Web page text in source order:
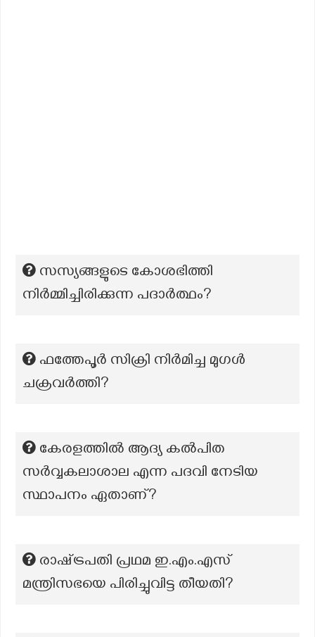
സസ്യങ്ങളുടെ കോശഭിത്തി
നിർമ്മിച്ചിരിക്കുന്ന പദാർത്ഥം?
ഫത്തേപൂർ സിക്രി നിർമിച്ച മുഗൾ
ചക്രവർത്തി?
കേരളത്തിൽ ആദ്യ കൽപിത
സർവ്വകലാശാല എന്ന പദവി നേടിയ
സ്ഥാപനം ഏതാണ്?
രാഷ്‌ട്രപതി പ്രഥമ ഇ.എം.എസ്
മന്ത്രിസഭയെ പിരിച്ചുവിട്ട തീയതി?